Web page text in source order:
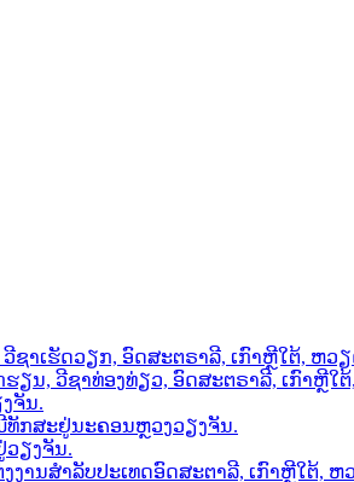
ວີຊາເຮັດວຽກ, ອົດສະຕຣາລີ, ເກົາຫຼີໃຕ້, ຫ
ຮຽນ, ວີຊາທ່ອງທ່ຽວ, ອົດສະຕຣາລີ, ເກົາຫຼີໃ
ຈັນ.
ມີທັກສະຢູ່ນະຄອນຫຼວງວຽງຈັນ.
ວຽງຈັນ.
ຕ່ງງານສຳລັບປະເທດອົດສະຕາລີ, ເກົາຫຼີໃຕ້